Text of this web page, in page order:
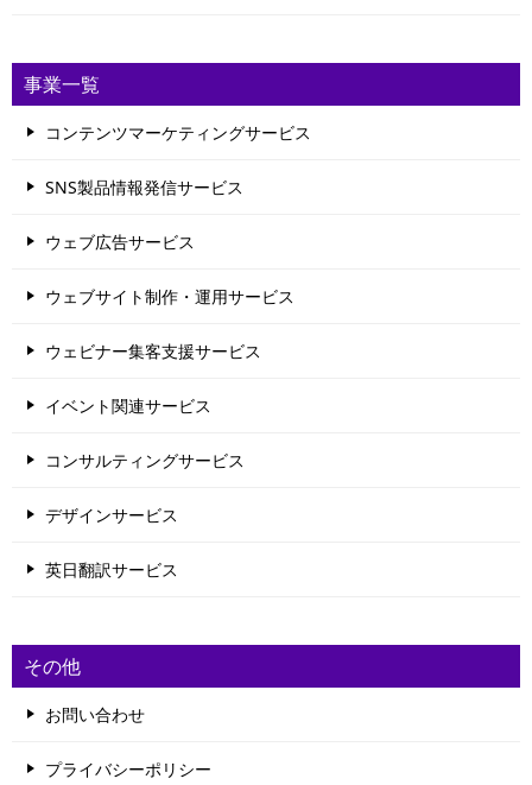
事業一覧
コンテンツマーケティングサービス
SNS製品情報発信サービス
ウェブ広告サービス
ウェブサイト制作・運用サービス
ウェビナー集客支援サービス
イベント関連サービス
コンサルティングサービス
デザインサービス
英日翻訳サービス
その他
お問い合わせ
プライバシーポリシー